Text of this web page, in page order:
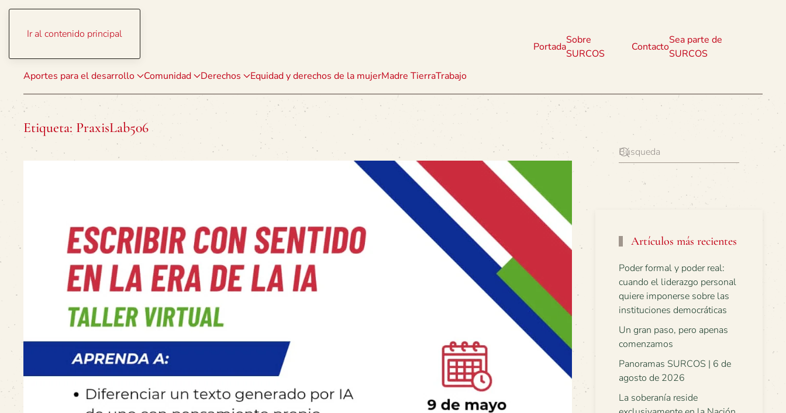
Ir al contenido principal
Aportes para el desarrollo Comunidad Derechos Equidad y derechos de la mujerMadre TierraTrabajo
Portada
Sobre
SURCOS
Contacto
Sea parte de
SURCOS
Etiqueta: PraxisLab506
Artículos más recientes
Poder formal y poder real:
cuando el liderazgo personal
quiere imponerse sobre las
instituciones democráticas
Un gran paso, pero apenas
comenzamos
Panoramas SURCOS | 6 de
agosto de 2026
La soberanía reside